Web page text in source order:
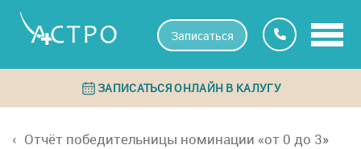
Записаться
ЗАПИСАТЬСЯ ОНЛАЙН В КАЛУГУ
Отчёт победительницы номинации «от 0 до 3»